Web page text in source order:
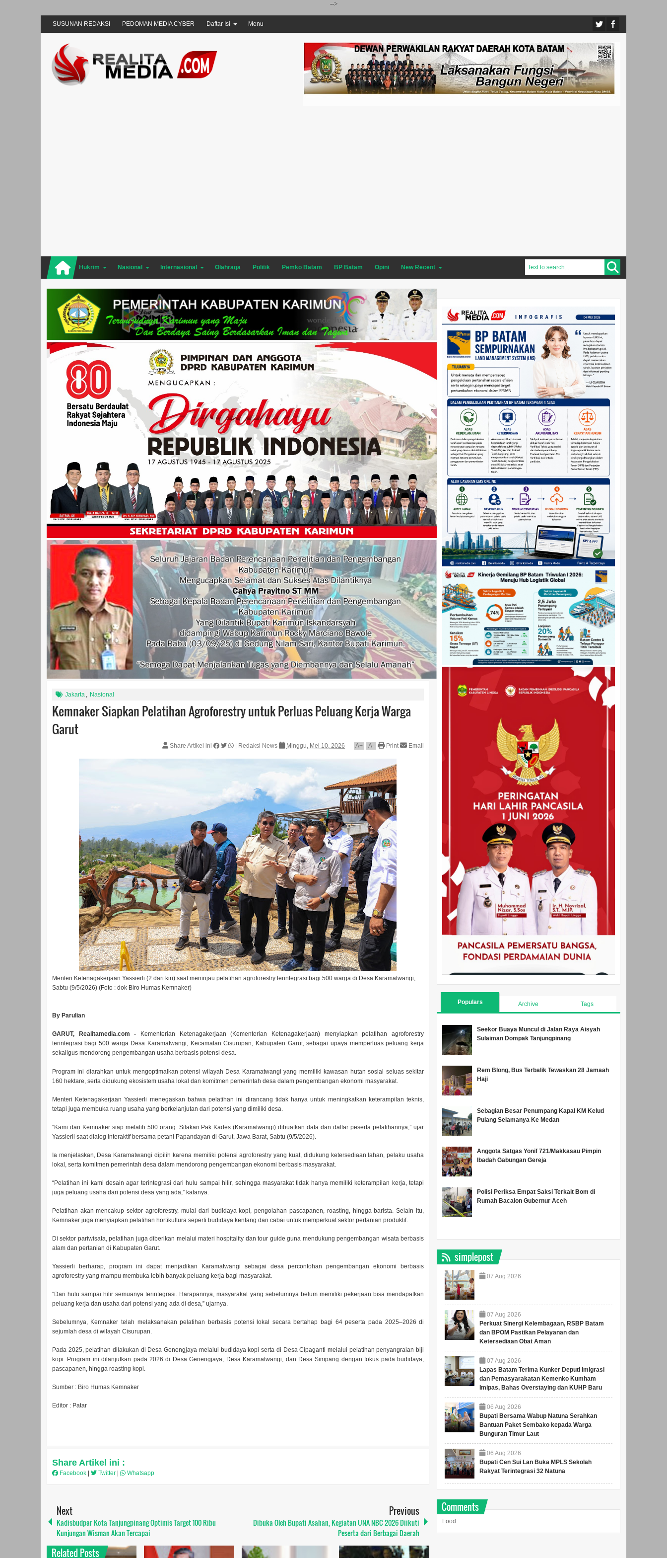
-->
SUSUNAN REDAKSI PEDOMAN MEDIA CYBER Daftar Isi Menu
Hukrim Nasional Internasional Olahraga Politik Pemko Batam BP Batam Opini New Recent
Jakarta , Nasional
Kemnaker Siapkan Pelatihan Agroforestry untuk Perluas Peluang Kerja Warga
Garut
Share Artikel ini Redaksi News Minggu, Mei 10, 2026 A+ A- Print Email
Menteri Ketenagakerjaan Yassierli (2 dari kiri) saat meninjau pelatihan agroforestry terintegrasi bagi 500 warga di Desa Karamatwangi,
Sabtu (9/5/2026) (Foto : dok Biro Humas Kemnaker)
By Parulian
GARUT, Realitamedia.com -
Kementerian Ketenagakerjaan (Kementerian Ketenagakerjaan) menyiapkan pelatihan agroforestry
terintegrasi bagi 500 warga Desa Karamatwangi, Kecamatan Cisurupan, Kabupaten Garut, sebagai upaya memperluas peluang kerja
sekaligus mendorong pengembangan usaha berbasis potensi desa.
Program ini diarahkan untuk mengoptimalkan potensi wilayah Desa Karamatwangi yang memiliki kawasan hutan sosial seluas sekitar
160 hektare, serta didukung ekosistem usaha lokal dan komitmen pemerintah desa dalam pengembangan ekonomi masyarakat.
Menteri Ketenagakerjaan Yassierli menegaskan bahwa pelatihan ini dirancang tidak hanya untuk meningkatkan keterampilan teknis,
tetapi juga membuka ruang usaha yang berkelanjutan dari potensi yang dimiliki desa.
“Kami dari Kemnaker siap melatih 500 orang. Silakan Pak Kades (Karamatwangi) dibuatkan data dan daftar peserta pelatihannya,” ujar
Yassierli saat dialog interaktif bersama petani Papandayan di Garut, Jawa Barat, Sabtu (9/5/2026).
Ia menjelaskan, Desa Karamatwangi dipilih karena memiliki potensi agroforestry yang kuat, didukung ketersediaan lahan, pelaku usaha
lokal, serta komitmen pemerintah desa dalam mendorong pengembangan ekonomi berbasis masyarakat.
“Pelatihan ini kami desain agar terintegrasi dari hulu sampai hilir, sehingga masyarakat tidak hanya memiliki keterampilan kerja, tetapi
juga peluang usaha dari potensi desa yang ada,” katanya.
Pelatihan akan mencakup sektor agroforestry, mulai dari budidaya kopi, pengolahan pascapanen, roasting, hingga barista. Selain itu,
Kemnaker juga menyiapkan pelatihan hortikultura seperti budidaya kentang dan cabai untuk memperkuat sektor pertanian produktif.
Di sektor pariwisata, pelatihan juga diberikan melalui materi hospitality dan tour guide guna mendukung pengembangan wisata berbasis
alam dan pertanian di Kabupaten Garut.
Yassierli berharap, program ini dapat menjadikan Karamatwangi sebagai desa percontohan pengembangan ekonomi berbasis
agroforestry yang mampu membuka lebih banyak peluang kerja bagi masyarakat.
“Dari hulu sampai hilir semuanya terintegrasi. Harapannya, masyarakat yang sebelumnya belum memiliki pekerjaan bisa mendapatkan
peluang kerja dan usaha dari potensi yang ada di desa,” ujarnya.
Sebelumnya, Kemnaker telah melaksanakan pelatihan berbasis potensi lokal secara bertahap bagi 64 peserta pada 2025–2026 di
sejumlah desa di wilayah Cisurupan.
Pada 2025, pelatihan dilakukan di Desa Genengjaya melalui budidaya kopi serta di Desa Cipaganti melalui pelatihan penyangraian biji
kopi. Program ini dilanjutkan pada 2026 di Desa Genengjaya, Desa Karamatwangi, dan Desa Simpang dengan fokus pada budidaya,
pascapanen, hingga roasting kopi.
Sumber : Biro Humas Kemnaker
Editor : Patar
Share Artikel ini :
Facebook Twitter Whatsapp
Next
Kadisbudpar Kota Tanjungpinang Optimis Target 100 Ribu
Kunjungan Wisman Akan Tercapai
Previous
Dibuka Oleh Bupati Asahan, Kegiatan UNA NBC 2026 Diikuti
Peserta dari Berbagai Daerah
Related Posts
Populars Archive Tags
Seekor Buaya Muncul di Jalan Raya Aisyah
Sulaiman Dompak Tanjungpinang
Rem Blong, Bus Terbalik Tewaskan 28 Jamaah
Haji
Sebagian Besar Penumpang Kapal KM Kelud
Pulang Selamanya Ke Medan
Anggota Satgas Yonif 721/Makkasau Pimpin
Ibadah Gabungan Gereja
Polisi Periksa Empat Saksi Terkait Bom di
Rumah Bacalon Gubernur Aceh
simplepost
07 Aug 2026
07 Aug 2026
Perkuat Sinergi Kelembagaan, RSBP Batam
dan BPOM Pastikan Pelayanan dan
Ketersediaan Obat Aman
07 Aug 2026
Lapas Batam Terima Kunker Deputi Imigrasi
dan Pemasyarakatan Kemenko Kumham
Imipas, Bahas Overstaying dan KUHP Baru
06 Aug 2026
Bupati Bersama Wabup Natuna Serahkan
Bantuan Paket Sembako kepada Warga
Bunguran Timur Laut
06 Aug 2026
Bupati Cen Sui Lan Buka MPLS Sekolah
Rakyat Terintegrasi 32 Natuna
Comments
Food